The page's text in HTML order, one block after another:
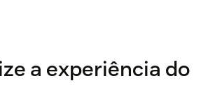
a experiência do